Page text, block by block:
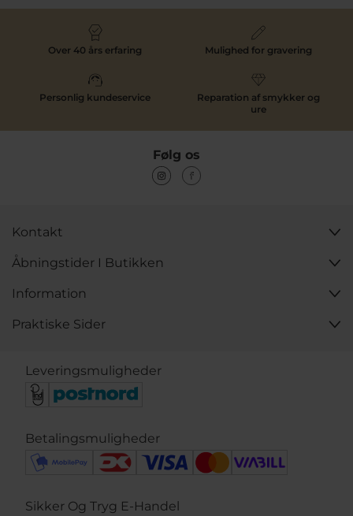
Når du handler STINE A ringe hos Pind J. Design, køber
du hos en autoriseret forhandler med mange års
Find din næste STINE A ring her på siden og vælg det
Over 40 års erfaring Mulighed for gravering
Personlig kundeservice
Reparation af smykker og
ure
Følg os
Kontakt
Åbningstider I Butikken
Information
Praktiske Sider
Leveringsmuligheder
Betalingsmuligheder
Sikker Og Tryg E-Handel